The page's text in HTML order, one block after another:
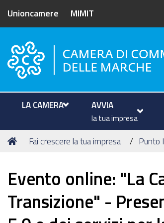
Unioncamere MIMIT
Camera di Commercio
LA CAMERA AVVIA
la tua impresa
Tu
Home
Fai crescere la tua impresa Punto
Evento online: "La
Transizione" -